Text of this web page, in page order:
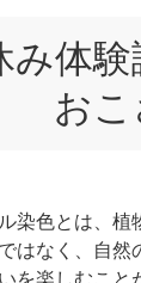
み体
さ
染色とは、植
はなく、自然
を楽しむこと